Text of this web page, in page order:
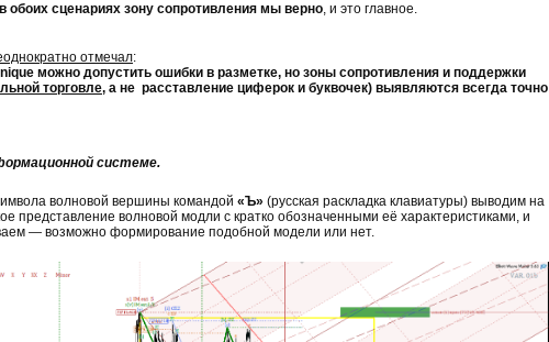
обоих сценариях зону сопротивления мы верно , и это главное.
отмечал:
можно допустить ошибки в разметке, но зоны сопротивления и поддержки
торговле, а не расставление циферок и буквочек) выявляются всегда точно
системе.
волновой вершины командой «Ъ» (русская раскладка клавиатуры) выводим на
представление волновой модли с кратко обозначенными её характеристиками, и
— возможно формирование подобной модели или нет.